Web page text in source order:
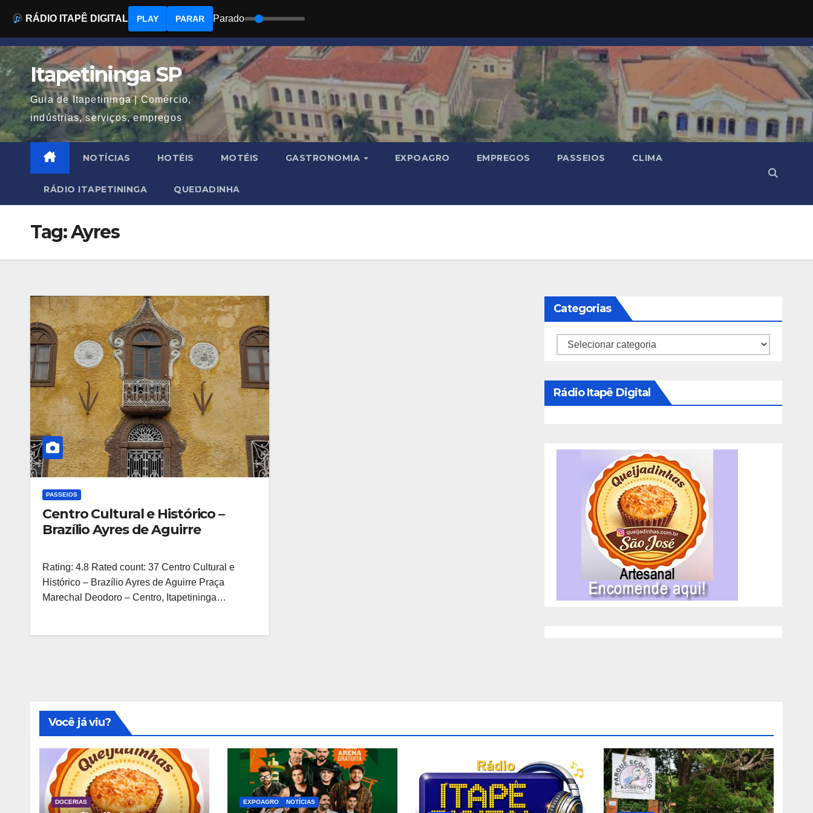
Skip
to
content
Itapetininga SP
Guia de Itapetininga | Comércio,
indústrias, serviços, empregos
NOTÍCIAS HOTÉIS MOTÉIS GASTRONOMIA EXPOAGRO EMPREGOS PASSEIOS CLIMA
RÁDIO ITAPETININGA QUEIJADINHA
Tag:Ayres
PASSEIOS
Centro Cultural e Histórico –
Brazílio Ayres de Aguirre
Rating: 4.8 Rated count: 37 Centro Cultural e
Histórico – Brazílio Ayres de Aguirre Praça
Marechal Deodoro – Centro, Itapetininga…
Categorias
Categorias
Rádio Itapê Digital
Você já viu?
DOCERIAS EXPOAGRO NOTÍCIAS
RÁDIO ITAPÊ DIGITAL PLAY PARAR Parado